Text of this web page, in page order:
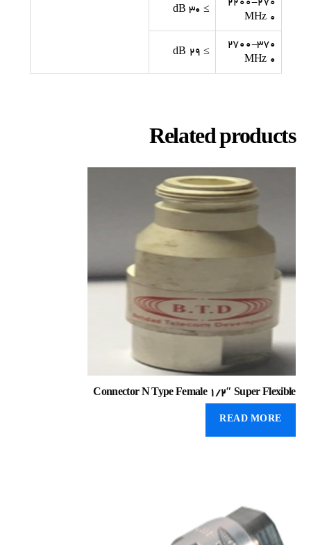
۲۲۰۰-۲۷۰
۰ MHz
≥ ۳۰ dB
۲۷۰۰-۳۷۰
۰ MHz
≥ ۲۹ dB
Related products
Connector N Type Female 1/2″ Super Flexible
READ MORE